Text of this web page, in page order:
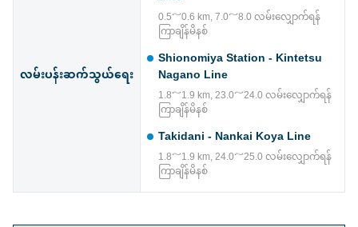
လမ်းပန်းဆက်သွယ်ရေး
0.5～0.6 km, 7.0～8.0 လမ်းလျှောက်ရန်
ကြာချိန်မိနစ်
Shionomiya Station - Kintetsu
Nagano Line
1.8～1.9 km, 23.0～24.0 လမ်းလျှောက်ရန်
ကြာချိန်မိနစ်
Takidani - Nankai Koya Line
1.8～1.9 km, 24.0～25.0 လမ်းလျှောက်ရန်
ကြာချိန်မိနစ်